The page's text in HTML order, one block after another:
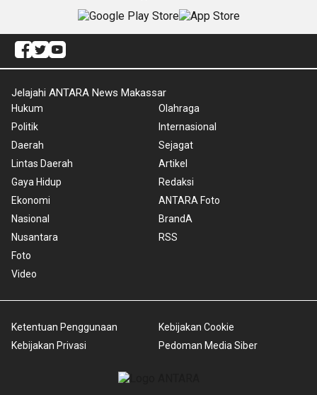
Jelajahi ANTARA News Makassar
Hukum
Politik
Daerah
Lintas Daerah
Gaya Hidup
Ekonomi
Nasional
Nusantara
Foto
Video
Olahraga
Internasional
Sejagat
Artikel
Redaksi
ANTARA Foto
BrandA
RSS
Ketentuan Penggunaan
Kebijakan Privasi
Kebijakan Cookie
Pedoman Media Siber